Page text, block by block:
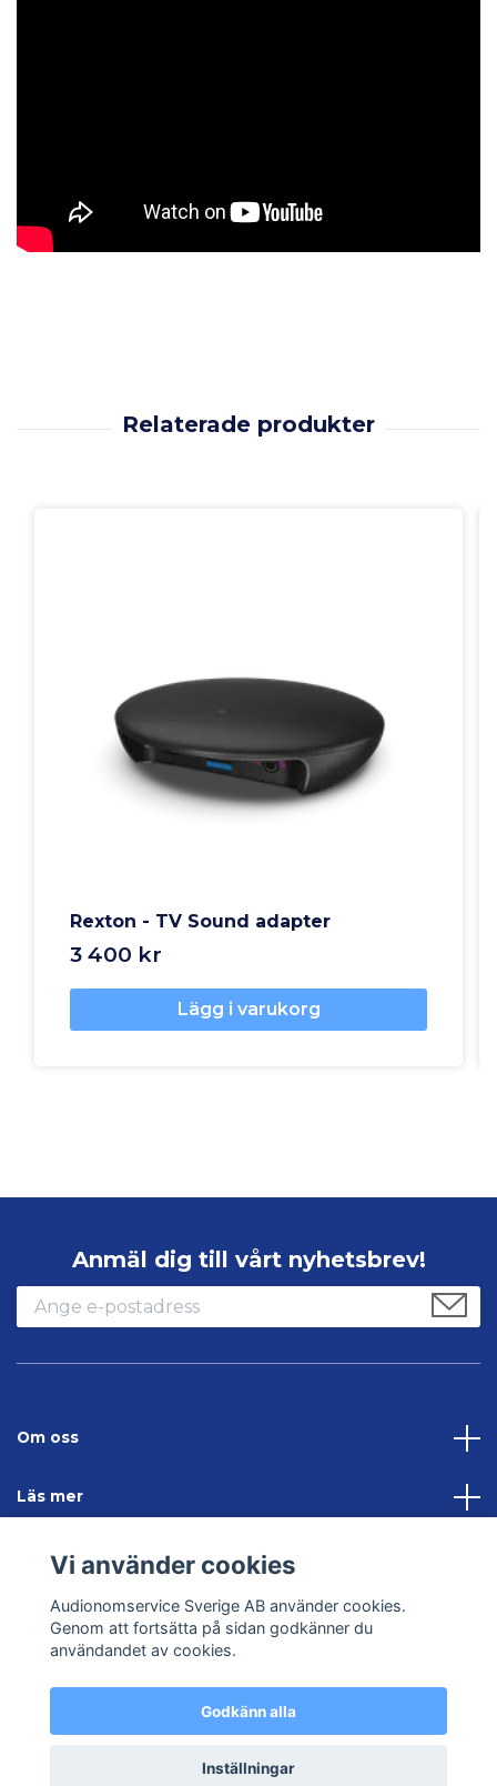
Rexton - TV Sound adapter
3 400 kr
Lägg i varukorg
Anmäl dig till vårt nyhetsbrev!
Om oss
Läs mer
Sociala medier
Kontakta oss
© 2026 Audionomservice – Allt inom hörsel
Vi använder cookies
Audionomservice Sverige AB använder cookies.
Genom att fortsätta på sidan godkänner du
användandet av cookies.
Godkänn alla
Inställningar